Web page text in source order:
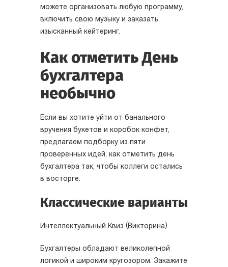
можете организовать любую программу,
включить свою музыку и заказать
изысканный кейтеринг.
Как отметить День
бухгалтера
необычно
Если вы хотите уйти от банального
вручения букетов и коробок конфет,
предлагаем подборку из пяти
проверенных идей, как отметить день
бухгалтера так, чтобы коллеги остались
в восторге.
Классические варианты
Интеллектуальный Квиз (Викторина).
Бухгалтеры обладают великолепной
логикой и широким кругозором. Закажите